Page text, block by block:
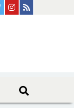
instagram
Twitter